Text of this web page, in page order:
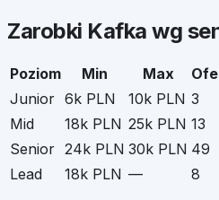
Zarobki Kafka wg
Poziom Min Max
Junior 6k PLN 10k PLN 3
Mid
18k PLN 25k PLN 13
Senior 24k PLN 30k PLN 49
Lead
18k PLN — 8